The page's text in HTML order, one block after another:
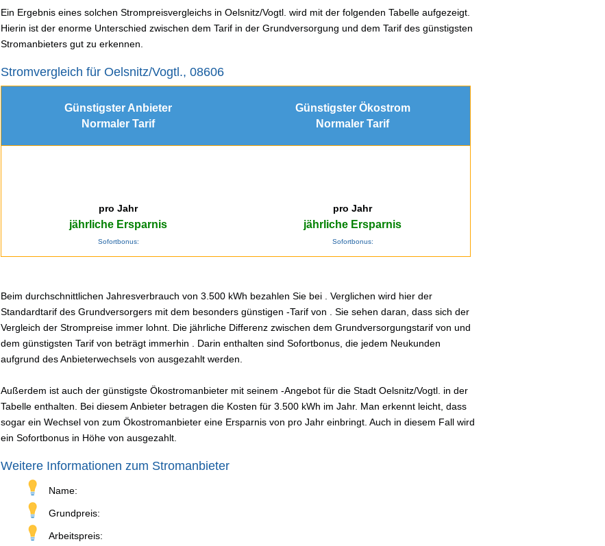
Ein Ergebnis eines solchen Strompreisvergleichs in Oelsnitz/Vogtl. wird mit der folgenden Tabelle aufgezeigt.
Hierin ist der enorme Unterschied zwischen dem Tarif in der Grundversorgung und dem Tarif des günstigsten
Stromanbieters gut zu erkennen.
Stromvergleich für Oelsnitz/Vogtl., 08606
Günstigster Anbieter
Normaler Tarif
Günstigster Ökostrom
Normaler Tarif
pro Jahr
jährliche Ersparnis
Sofortbonus:
pro Jahr
jährliche Ersparnis
Sofortbonus:
Beim durchschnittlichen Jahresverbrauch von 3.500 kWh bezahlen Sie bei . Verglichen wird hier der
Standardtarif des Grundversorgers mit dem besonders günstigen -Tarif von . Sie sehen daran, dass sich der
Vergleich der Strompreise immer lohnt. Die jährliche Differenz zwischen dem Grundversorgungstarif von und
dem günstigsten Tarif von beträgt immerhin . Darin enthalten sind Sofortbonus, die jedem Neukunden
aufgrund des Anbieterwechsels von ausgezahlt werden.
Außerdem ist auch der günstigste Ökostromanbieter mit seinem -Angebot für die Stadt Oelsnitz/Vogtl. in der
Tabelle enthalten. Bei diesem Anbieter betragen die Kosten für 3.500 kWh im Jahr. Man erkennt leicht, dass
sogar ein Wechsel von zum Ökostromanbieter eine Ersparnis von pro Jahr einbringt. Auch in diesem Fall wird
ein Sofortbonus in Höhe von ausgezahlt.
Weitere Informationen zum Stromanbieter
Name:
Grundpreis:
Arbeitspreis: